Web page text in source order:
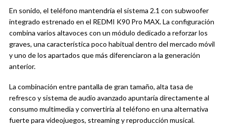
En sonido, el teléfono mantendría el sistema 2.1 con subwoofer
integrado estrenado en el REDMI K90 Pro MAX. La configuración
combina varios altavoces con un módulo dedicado a reforzar los
graves, una característica poco habitual dentro del mercado móvil
y uno de los apartados que más diferenciaron a la generación
anterior.
La combinación entre pantalla de gran tamaño, alta tasa de
refresco y sistema de audio avanzado apuntaría directamente al
consumo multimedia y convertiría al teléfono en una alternativa
fuerte para videojuegos, streaming y reproducción musical.